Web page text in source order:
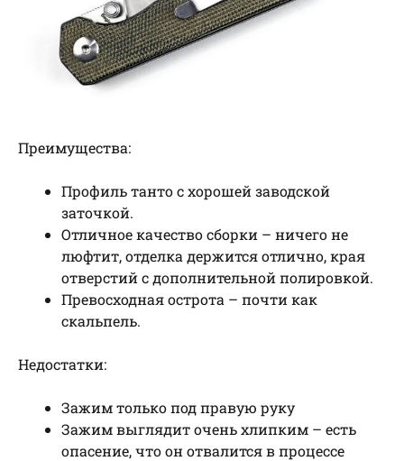
Преимущества:
Профиль танто с хорошей заводской
заточкой.
Отличное качество сборки – ничего не
люфтит, отделка держится отлично, края
отверстий с дополнительной полировкой.
Превосходная острота – почти как
скальпель.
Недостатки:
Зажим только под правую руку
Зажим выглядит очень хлипким – есть
опасение, что он отвалится в процессе